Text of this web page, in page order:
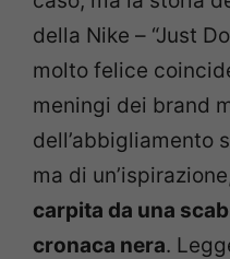
della Nike – “Just
molto felice
meningi dei brand
dell’abbigliamento
ma di
carpita da una
cronaca nera.